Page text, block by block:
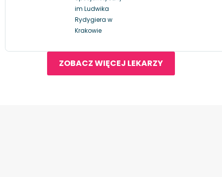
im Ludwika
Rydygiera w
Krakowie
ZOBACZ WIĘCEJ LEKARZY